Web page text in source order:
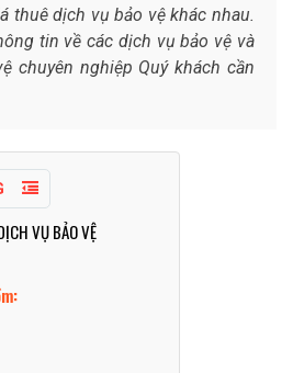
thuê dịch vụ bảo vệ khác nhau.
tin về các dịch vụ bảo vệ và
chuyên nghiệp Quý khách cần
VỤ BẢO VỆ